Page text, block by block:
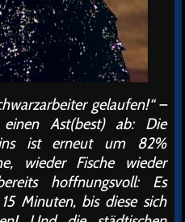
gelaufen!“ –
Ast(best) ab: Die
ist erneut um 82%
wieder Fische wieder
hoffnungsvoll: Es
Minuten, bis diese sich